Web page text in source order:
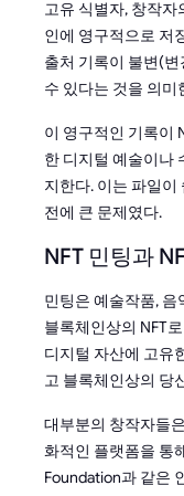
고유 식별자, 창작
인에 영구적으로 저
출처 기록이 불변(
수 있다는 것을 의미
이 영구적인 기록이
한 디지털 예술이나
지한다. 이는 파일이
전에 큰 문제였다.
NFT 민팅과
민팅은 예술작품, 음
블록체인상의 NFT
디지털 자산에 고유
고 블록체인상의 당
대부분의 창작자들
화적인 플랫폼을 통
Foundation과 같은